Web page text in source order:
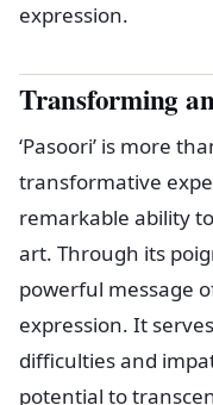
expression.
Transforming
‘Pasoori’ is more
transformative
remarkable ability
art. Through its
powerful message
expression. It
difficulties and
potential to